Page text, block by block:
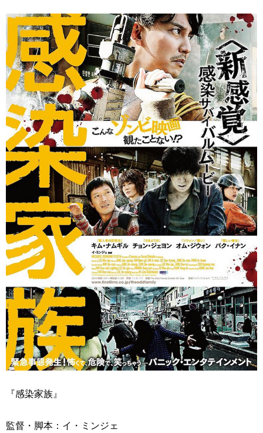
『感染家族』
監督・脚本：イ・ミンジェ